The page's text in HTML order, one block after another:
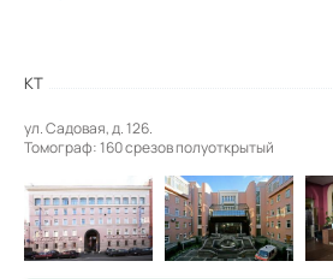
КТ
ул. Садовая, д. 126.
Томограф: 160 срезов полуоткрытый